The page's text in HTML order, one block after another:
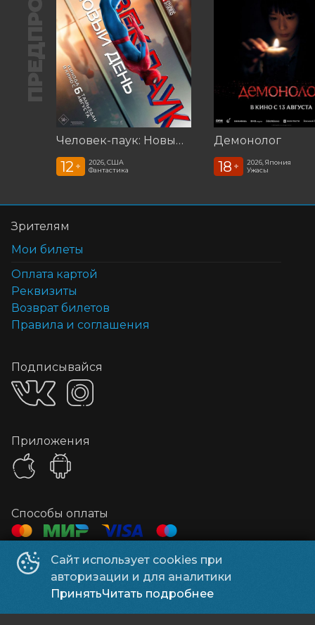
Человек-паук: Новый день (2026)
12 +
2026, США
Фантастика
Демонолог
18 +
2026, Япония
Ужасы
Сайт использует cookies при
авторизации и для аналитики
ПринятьЧитать подробнее
Зрителям
Мои билеты
Оплата картой
Реквизиты
Возврат билетов
Правила и соглашения
Подписывайся
Приложения
Способы оплаты
Контакты
Контролер +7 928 612-82-88